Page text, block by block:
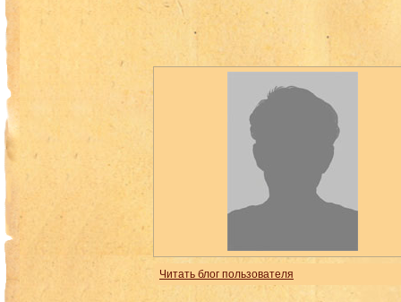
Читать блог пользователя